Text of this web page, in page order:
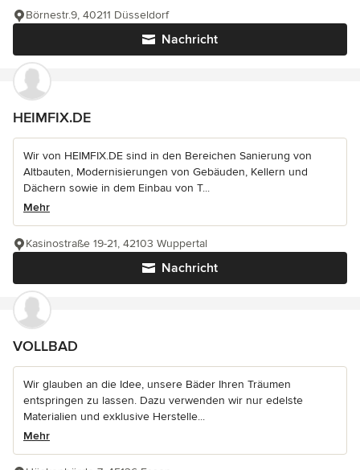
Nachricht
Börnestr.9, 40211 Düsseldorf
HEIMFIX.DE
Wir von HEIMFIX.DE sind in den Bereichen Sanierung von
Altbauten, Modernisierungen von Gebäuden, Kellern und
Dächern sowie in dem Einbau von T...
Mehr
Nachricht
Kasinostraße 19-21, 42103 Wuppertal
VOLLBAD
Wir glauben an die Idee, unsere Bäder Ihren Träumen
entspringen zu lassen. Dazu verwenden wir nur edelste
Materialien und exklusive Herstelle...
Mehr